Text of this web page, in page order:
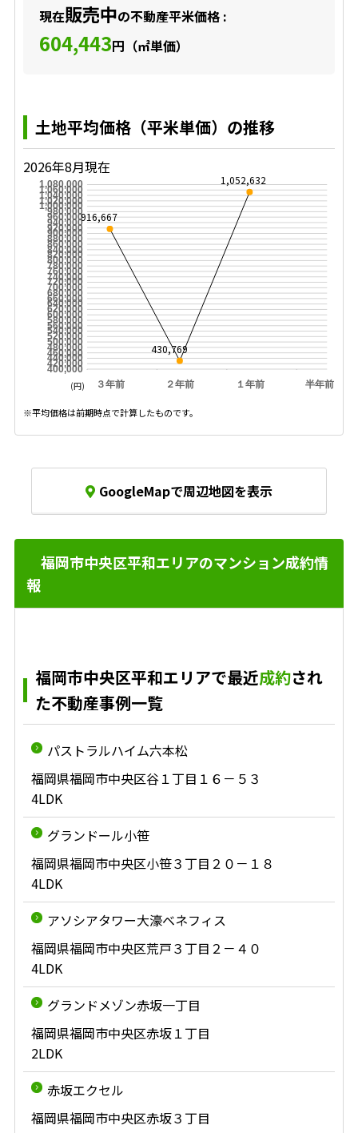
現在販売中の不動産平米価格 :
604,443円（㎡単価）
土地平均価格（平米単価）の推移
2026年8月現在
３年前 ２年前 １年前 半年前
400,000
420,000
440,000
460,000
480,000
500,000
520,000
540,000
560,000
580,000
600,000
620,000
640,000
660,000
680,000
700,000
720,000
740,000
760,000
780,000
800,000
820,000
840,000
860,000
880,000
900,000
920,000
940,000
960,000
980,000
1,000,000
1,020,000
1,040,000
1,060,000
1,080,000
916,667
430,769
1,052,632
(円)
※平均価格は前期時点で計算したものです。
GoogleMapで周辺地図を表示
福岡市中央区平和エリアのマンション成約情
報
福岡市中央区平和エリアで最近成約され
た不動産事例一覧
パストラルハイム六本松
福岡県福岡市中央区谷１丁目１６－５３
4LDK
グランドール小笹
福岡県福岡市中央区小笹３丁目２０－１８
4LDK
アソシアタワー大濠ベネフィス
福岡県福岡市中央区荒戸３丁目２－４０
4LDK
グランドメゾン赤坂一丁目
福岡県福岡市中央区赤坂１丁目
2LDK
赤坂エクセル
福岡県福岡市中央区赤坂３丁目